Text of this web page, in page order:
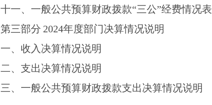
十一、一般公共预算财政拨款“三公”经费情况表
第三部分 2024年度部门决算情况说明
一、收入决算情况说明
二、支出决算情况说明
三、一般公共预算财政拨款支出决算情况说明